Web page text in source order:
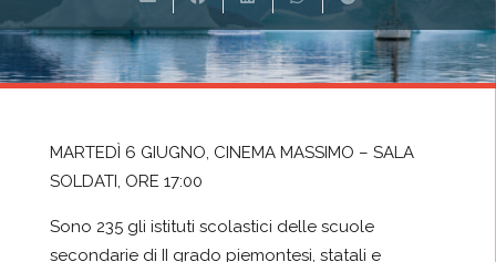
MARTEDÌ 6 GIUGNO, CINEMA MASSIMO – SALA
SOLDATI, ORE 17:00
Sono 235 gli istituti scolastici delle scuole
secondarie di II grado piemontesi, statali e